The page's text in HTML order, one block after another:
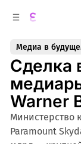
Медиа в
Сделка
Warner
Министерство
Paramount